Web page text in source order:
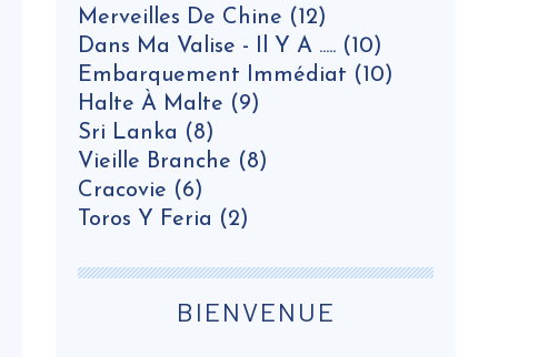
Merveilles De Chine (12)
Dans Ma Valise - Il Y A ..... (10)
Embarquement Immédiat (10)
Halte À Malte (9)
Sri Lanka (8)
Vieille Branche (8)
Cracovie (6)
Toros Y Feria (2)
BIENVENUE